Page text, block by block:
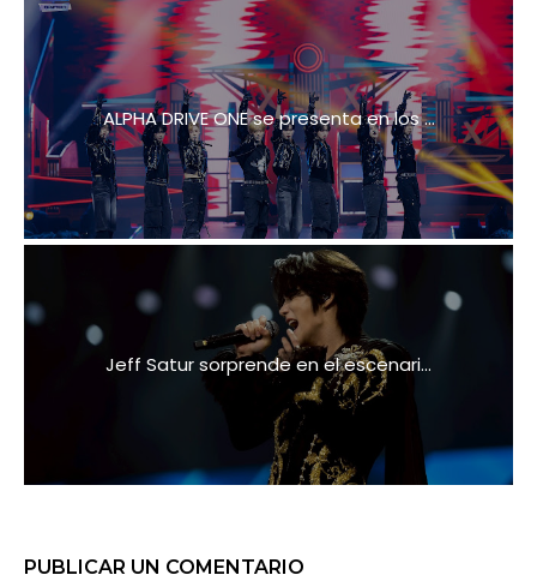
ALPHA DRIVE ONE se presenta en los ...
Jeff Satur sorprende en el escenari...
PUBLICAR UN COMENTARIO